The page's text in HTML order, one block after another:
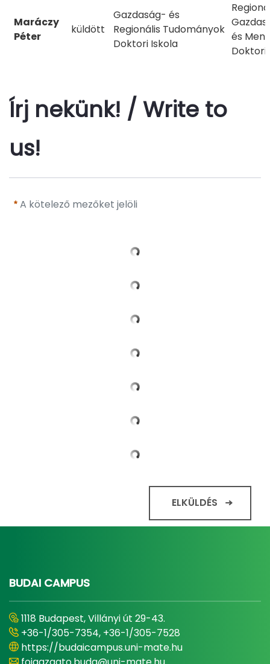
Maráczy
Péter
küldött
Gazdaság- és
Regionális Tudományok
Doktori Iskola
és
Doktori
Írj nekünk! / Write to
us!
A kötelező mezőket jelöli
ELKÜLDÉS
BUDAI CAMPUS
1118 Budapest, Villányi út 29-43.
+36-1/305-7354, +36-1/305-7528
https://budaicampus.uni-mate.hu